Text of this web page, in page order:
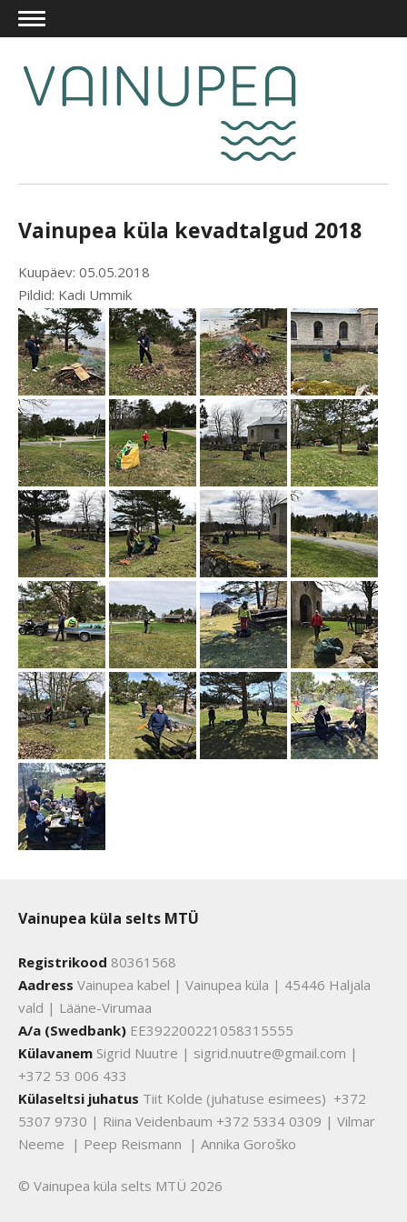
Vainupea küla kevadtalgud 2018
Kuupäev: 05.05.2018
Pildid: Kadi Ummik
Vainupea küla selts MTÜ
Registrikood 80361568
Aadress Vainupea kabel | Vainupea küla | 45446 Haljala
vald | Lääne-Virumaa
A/a (Swedbank) EE392200221058315555
Külavanem Sigrid Nuutre | sigrid.nuutre@gmail.com |
+372 53 006 433
Külaseltsi juhatus Tiit Kolde (juhatuse esimees) +372
5307 9730 | Riina Veidenbaum +372 5334 0309 | Vilmar
Neeme | Peep Reismann | Annika Goroško
© Vainupea küla selts MTÜ 2026